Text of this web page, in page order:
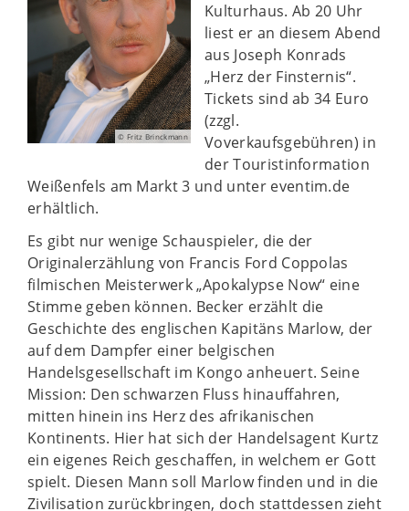
© Fritz Brinckmann
Kulturhaus. Ab 20 Uhr
liest er an diesem Abend
aus Joseph Konrads
„Herz der Finsternis“.
Tickets sind ab 34 Euro
(zzgl.
Voverkaufsgebühren) in
der Touristinformation
Weißenfels am Markt 3 und unter eventim.de
erhältlich.
Es gibt nur wenige Schauspieler, die der
Originalerzählung von Francis Ford Coppolas
filmischen Meisterwerk „Apokalypse Now“ eine
Stimme geben können. Becker erzählt die
Geschichte des englischen Kapitäns Marlow, der
auf dem Dampfer einer belgischen
Handelsgesellschaft im Kongo anheuert. Seine
Mission: Den schwarzen Fluss hinauffahren,
mitten hinein ins Herz des afrikanischen
Kontinents. Hier hat sich der Handelsagent Kurtz
ein eigenes Reich geschaffen, in welchem er Gott
spielt. Diesen Mann soll Marlow finden und in die
Zivilisation zurückbringen, doch stattdessen zieht